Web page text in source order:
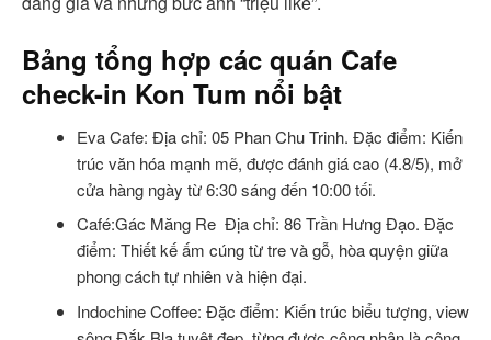
Bảng tổng hợp các quán Cafe
check-in Kon Tum nổi bật
Eva Cafe: Địa chỉ: 05 Phan Chu Trinh. Đặc điểm: Kiến
trúc văn hóa mạnh mẽ, được đánh giá cao (4.8/5), mở
cửa hàng ngày từ 6:30 sáng đến 10:00 tối.
Café:Gác Măng Re Địa chỉ: 86 Trần Hưng Đạo. Đặc
điểm: Thiết kế ấm cúng từ tre và gỗ, hòa quyện giữa
phong cách tự nhiên và hiện đại.
Indochine Coffee: Đặc điểm: Kiến trúc biểu tượng, view